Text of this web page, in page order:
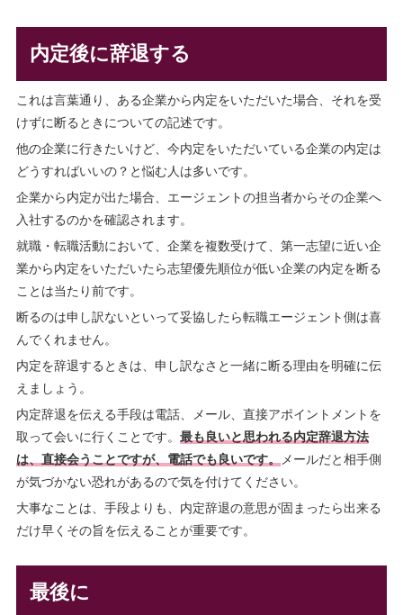
内定後に辞退する
これは言葉通り、ある企業から内定をいただいた場合、それを受
けずに断るときについての記述です。
他の企業に行きたいけど、今内定をいただいている企業の内定は
どうすればいいの？と悩む人は多いです。
企業から内定が出た場合、エージェントの担当者からその企業へ
入社するのかを確認されます。
就職・転職活動において、企業を複数受けて、第一志望に近い企
業から内定をいただいたら志望優先順位が低い企業の内定を断る
ことは当たり前です。
断るのは申し訳ないといって妥協したら転職エージェント側は喜
んでくれません。
内定を辞退するときは、申し訳なさと一緒に断る理由を明確に伝
えましょう。
内定辞退を伝える手段は電話、メール、直接アポイントメントを
取って会いに行くことです。 最も良いと思われる内定辞退方法
は、直接会うことですが、電話でも良いです。
メールだと相手側
が気づかない恐れがあるので気を付けてください。
大事なことは、手段よりも、内定辞退の意思が固まったら出来る
だけ早くその旨を伝えることが重要です。
最後に